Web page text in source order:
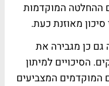
ההחלטה המוקדמות
מאוזנת כעת.
גם כן מגבירה את
הסיכויים למיתון
המוקדמים המצביעים